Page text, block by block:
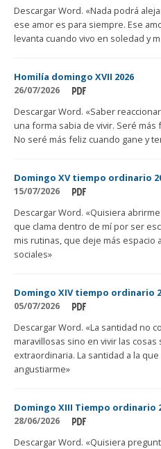
Descargar Word. «Nada podrá
ese amor es para siempre. Ese
levanta cuando vivo en soledad y
Homilía domingo XVII 2026
26/07/2026
Descargar Word. «Saber
una forma sabia de vivir. Seré
No seré más feliz cuando gane y
Domingo XV tiempo ordinario
15/07/2026
Descargar Word. «Quisiera
que clama dentro de mí por ser
mis rutinas, que deje más espacio
sociales»
Domingo XIV tiempo ordinario
05/07/2026
Descargar Word. «La santidad no
maravillosas sino en vivir las
extraordinaria. La santidad a la
angustiarme»
Domingo XIII Tiempo ordinario
28/06/2026
Descargar Word. «Quisiera